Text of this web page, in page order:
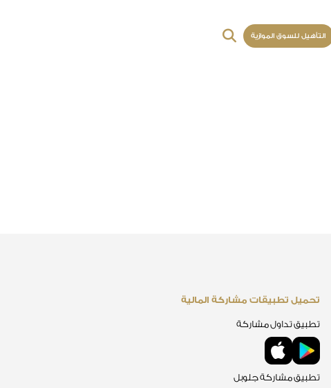
التأهيل للسوق الموازية
تحميل تطبيقات مشاركة المالية
تطبيق تداول مشاركة
تطبيق مشاركة جلوبل